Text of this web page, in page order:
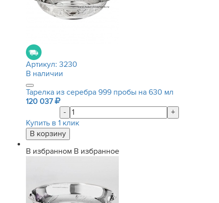
Артикул: 3230
В наличии
Тарелка из серебра 999 пробы на 630 мл
120 037
-
+
Купить в 1 клик
В избранном В избранное